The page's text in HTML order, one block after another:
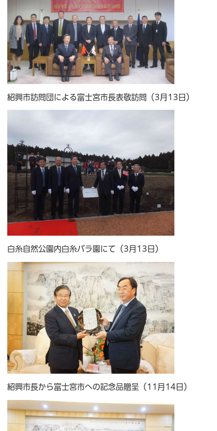
紹興市訪問団による富士宮市長表敬訪問（3月13日）
白糸自然公園内白糸バラ園にて（3月13日）
紹興市長から富士宮市への記念品贈呈（11月14日）